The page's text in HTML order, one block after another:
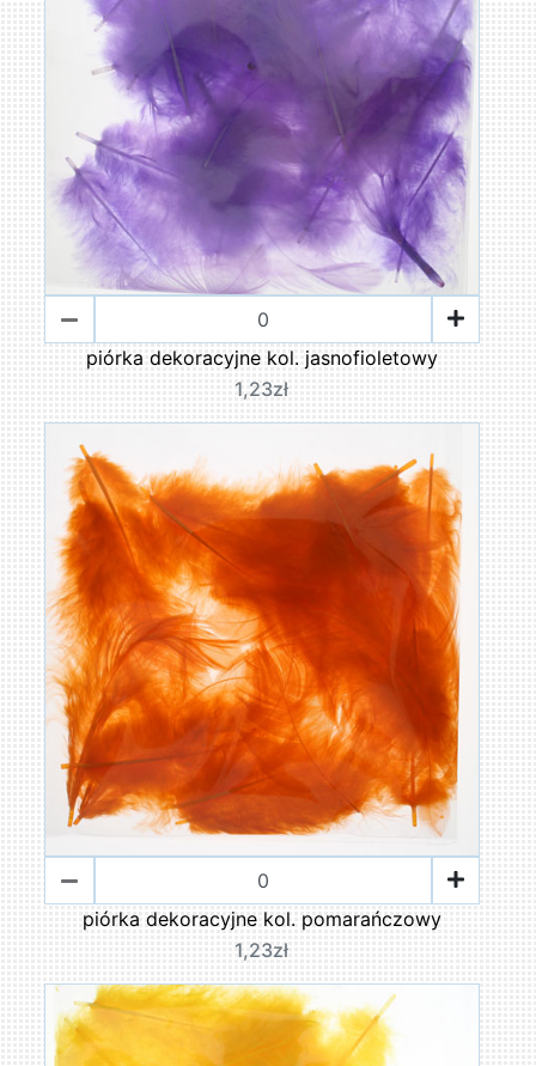
piórka dekoracyjne kol. jasnofioletowy
1,23zł
piórka dekoracyjne kol. pomarańczowy
1,23zł